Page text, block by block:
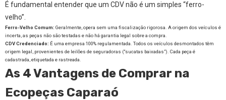
É fundamental entender que um CDV não é um simples “ferro-
velho”.
Ferro-Velho Comum: Geralmente, opera sem uma fiscalização rigorosa. A origem dos veículos é
incerta, as peças não são testadas e não há garantia legal sobre a compra.
CDV Credenciado: É uma empresa 100% regulamentada. Todos os veículos desmontados têm
origem legal, provenientes de leilões de seguradoras (“sucatas baixadas”). Cada peça é
cadastrada, etiquetada e rastreada.
As 4 Vantagens de Comprar na
Ecopeças Caparaó